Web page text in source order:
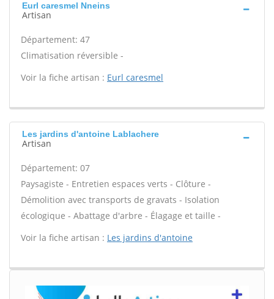
Eurl caresmel Nneins
Artisan
Département: 47
Climatisation réversible -
Voir la fiche artisan : Eurl caresmel
Les jardins d'antoine Lablachere
Artisan
Département: 07
Paysagiste - Entretien espaces verts - Clôture -
Démolition avec transports de gravats - Isolation
écologique - Abattage d'arbre - Élagage et taille -
Voir la fiche artisan : Les jardins d'antoine